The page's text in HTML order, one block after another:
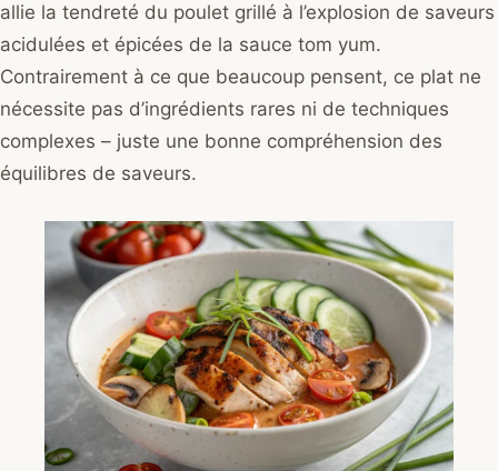
allie la tendreté du poulet grillé à l’explosion de saveurs
acidulées et épicées de la sauce tom yum.
Contrairement à ce que beaucoup pensent, ce plat ne
nécessite pas d’ingrédients rares ni de techniques
complexes – juste une bonne compréhension des
équilibres de saveurs.